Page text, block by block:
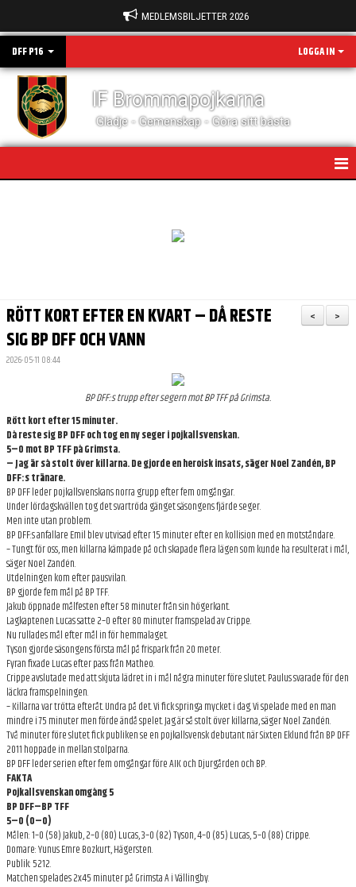
MEDLEMSBILJETTER 2026
DFF P16 LOGGA IN
IF Brommapojkarna
Glädje - Gemenskap - Göra sitt bästa
TRUPPEN
BILDGALLERI
KONTAKT
>
<
RÖTT KORT EFTER EN KVART – DÅ RESTE
SIG BP DFF OCH VANN
2026-05-11 08:44
BP DFF:s trupp efter segern mot BP TFF på Grimsta.
Rött kort efter 15 minuter.
Då reste sig BP DFF och tog en ny seger i pojkallsvenskan.
5–0 mot BP TFF på Grimsta.
– Jag är så stolt över killarna. De gjorde en heroisk insats, säger Noel Zandén, BP
DFF:s tränare.
BP DFF leder pojkallsvenskans norra grupp efter fem omgångar.
Under lördagskvällen tog det svartröda gänget säsongens fjärde seger.
Men inte utan problem.
BP DFF:s anfallare Emil blev utvisad efter 15 minuter efter en kollision med en motståndare.
– Tungt för oss, men killarna kämpade på och skapade flera lägen som kunde ha resulterat i mål,
säger Noel Zandén.
Utdelningen kom efter pausvilan.
BP gjorde fem mål på BP TFF.
Jakub öppnade målfesten efter 58 minuter från sin högerkant.
Lagkaptenen Lucas satte 2–0 efter 80 minuter framspelad av Crippe.
Nu rullades mål efter mål in för hemmalaget.
Tyson gjorde säsongens första mål på frispark från 20 meter.
Fyran fixade Lucas efter pass från Matheo.
Crippe avslutade med att skjuta lädret in i mål några minuter före slutet. Paulus svarade för den
läckra framspelningen.
– Killarna var trötta efteråt. Undra på det. Vi fick springa mycket i dag. Vi spelade med en man
mindre i 75 minuter men förde ändå spelet. Jag är så stolt över killarna, säger Noel Zandén.
Två minuter före slutet fick publiken se en pojkallsvensk debutant när Sixten Eklund från BP DFF
2011 hoppade in mellan stolparna.
BP DFF leder serien efter fem omgångar före AIK och Djurgården och BP.
FAKTA
Pojkallsvenskan omgång 5
BP DFF–BP TFF
5–0 (0–0)
Målen: 1–0 (58) Jakub, 2–0 (80) Lucas, 3–0 (82) Tyson, 4–0 (85) Lucas, 5–0 (88) Crippe.
Domare: Yunus Emre Bozkurt, Hägersten.
Publik: 5212.
Matchen spelades 2x45 minuter på Grimsta A i Vällingby.